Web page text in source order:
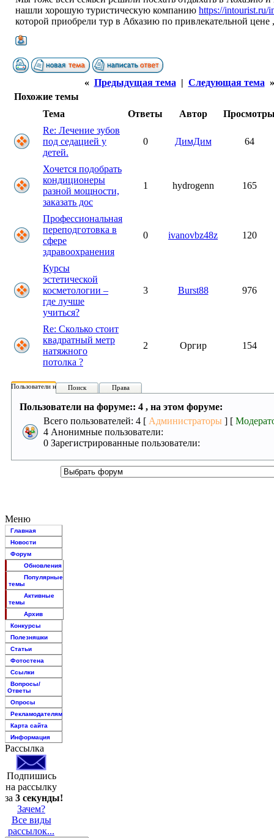
нашли хорошую туристическую компанию https://intourist.ru/
которой приобрели тур в Абхазию по привлекательной
« Предыдущая тема | Следующая тема »
Похожие темы
Тема
Ответы Автор
Re: Лечение зубов
под седацией у
детей.
0 ДимДим 64
Хочется подобрать
кондиционеры
разной мощности,
заказать дос
1 hydrogenn 165
Профессиональная
переподготовка в
сфере
здравоохранения
0 ivanovbz48z 120
Курсы
эстетической
косметологии –
где лучше
учиться?
3 Burst88 976
Re: Сколько стоит
квадратный метр
натяжного
потолка ?
2 Оргир 154
Пользователи на форуме:
Поиск Права
Пользователи на форуме:: 4 , на этом форуме:
Всего пользователей: 4 [ Администраторы ] [
4 Анонимные пользователи:
0 Зарегистрированные пользователи:
Меню
Главная
Новости
Форум
Обновления
Популярные
темы
Активные
темы
Архив
Конкурсы
Полезняшки
Статьи
Фотостена
Ссылки
Вопросы/
Ответы
Опросы
Рекламодателям
Карта сайта
Информация
Рассылка
Подпишись
на рассылку
за 3 секунды!
Зачем?
Все виды
рассылок...